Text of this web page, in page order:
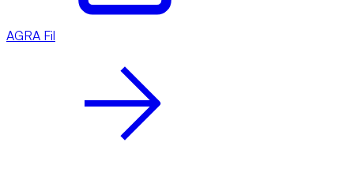
AGRA Fil